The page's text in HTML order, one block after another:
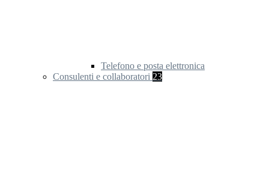
Telefono e posta elettronica
Consulenti e collaboratori 23